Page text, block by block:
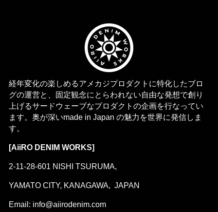
経年変化の楽しめるアメカジプロダクトに特化したブロ
グの運営と、固定観念にとらわれない自由な発想で創り
上げるサードウェーブなプロダクトの企画を行なってい
ます。奥が深いmade in Japan の魅力を世界に発信しま
す。
[AiiRO DENIM WORKS]
2-11-28-601 NISHI TSURUMA,
YAMATO CITY, KANAGAWA, JAPAN
Email: info@aiirodenim.com